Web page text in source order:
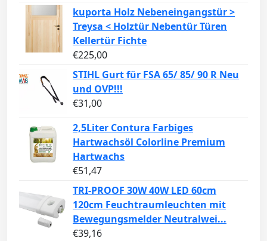
kuporta Holz Nebeneingangstür >
Treysa < Holztür Nebentür Türen
Kellertür Fichte
€225,00
STIHL Gurt für FSA 65/ 85/ 90 R Neu
und OVP!!!
€31,00
2,5Liter Contura Farbiges
Hartwachsöl Colorline Premium
Hartwachs
€51,47
TRI-PROOF 30W 40W LED 60cm
120cm Feuchtraumleuchten mit
Bewegungsmelder Neutralwei...
€39,16